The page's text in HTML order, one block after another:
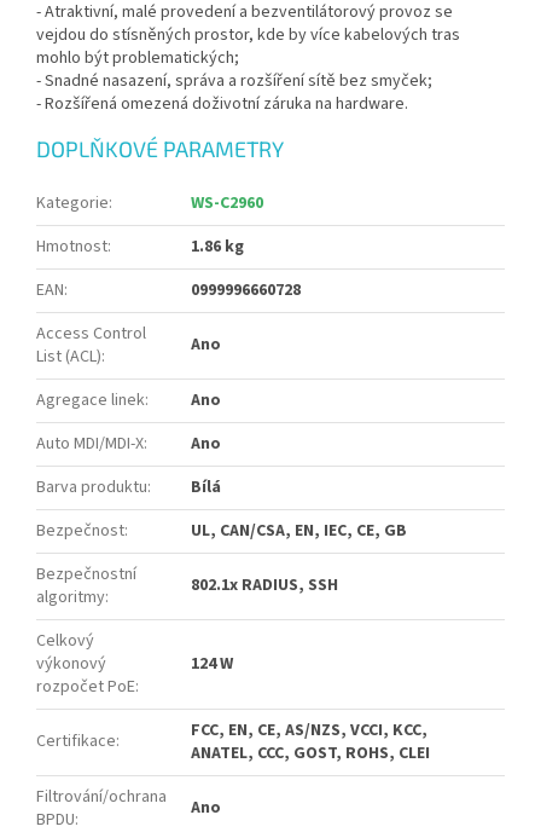
- Atraktivní, malé provedení a bezventilátorový provoz se
vejdou do stísněných prostor, kde by více kabelových tras
mohlo být problematických;
- Snadné nasazení, správa a rozšíření sítě bez smyček;
- Rozšířená omezená doživotní záruka na hardware.
DOPLŇKOVÉ PARAMETRY
Kategorie:
WS-C2960
Hmotnost:
1.86 kg
EAN:
0999996660728
Access Control
List (ACL): Ano
Agregace linek:
Ano
Auto MDI/MDI-X:
Ano
Barva produktu:
Bílá
Bezpečnost:
UL, CAN/CSA, EN, IEC, CE, GB
Bezpečnostní
algoritmy: 802.1x RADIUS, SSH
Celkový
výkonový
rozpočet PoE:
124 W
Certifikace:
FCC, EN, CE, AS/NZS, VCCI, KCC,
ANATEL, CCC, GOST, ROHS, CLEI
Filtrování/ochrana
BPDU: Ano